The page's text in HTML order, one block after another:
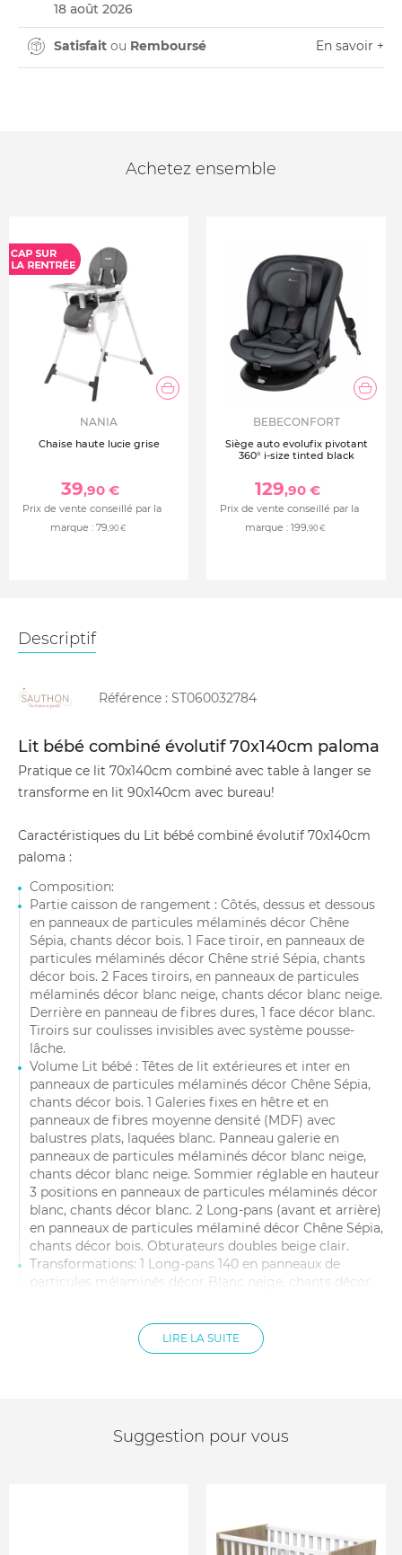
18 août 2026
Satisfait ou Remboursé En savoir +
Achetez ensemble
NANIA
Chaise haute lucie grise
39,90 €
Prix de vente conseillé par la
marque : 79,90 €
BEBECONFORT
Siège auto evolufix pivotant
360° i-size tinted black
129,90 €
Prix de vente conseillé par la
marque : 199,90 €
Descriptif
Référence : ST060032784
Lit bébé combiné évolutif 70x140cm paloma
Pratique ce lit 70x140cm combiné avec table à langer se
transforme en lit 90x140cm avec bureau!
Caractéristiques du Lit bébé combiné évolutif 70x140cm
paloma :
Composition:
Partie caisson de rangement : Côtés, dessus et dessous
en panneaux de particules mélaminés décor Chêne
Sépia, chants décor bois. 1 Face tiroir, en panneaux de
particules mélaminés décor Chêne strié Sépia, chants
décor bois. 2 Faces tiroirs, en panneaux de particules
mélaminés décor blanc neige, chants décor blanc neige.
Derrière en panneau de fibres dures, 1 face décor blanc.
Tiroirs sur coulisses invisibles avec système pousse-
lâche.
Volume Lit bébé : Têtes de lit extérieures et inter en
panneaux de particules mélaminés décor Chêne Sépia,
chants décor bois. 1 Galeries fixes en hêtre et en
panneaux de fibres moyenne densité (MDF) avec
balustres plats, laquées blanc. Panneau galerie en
panneaux de particules mélaminés décor blanc neige,
chants décor blanc neige. Sommier réglable en hauteur
3 positions en panneaux de particules mélaminés décor
blanc, chants décor blanc. 2 Long-pans (avant et arrière)
en panneaux de particules mélaminé décor Chêne Sépia,
chants décor bois. Obturateurs doubles beige clair.
Transformations: 1 Long-pans 140 en panneaux de
particules mélaminés décor Blanc neige, chants décor
complémentaire en panneaux de particules mélaminés
décor Chêne Sépia, chants décor Bois.
Dimensions du lit transformé : 195 x 76 x 105 cm
Dimensions bureau : 144 x 81 x76 cm
Conforme à la norme NF EN 12221 1&2 (version juillet
LIRE LA SUITE
Suggestion pour vous